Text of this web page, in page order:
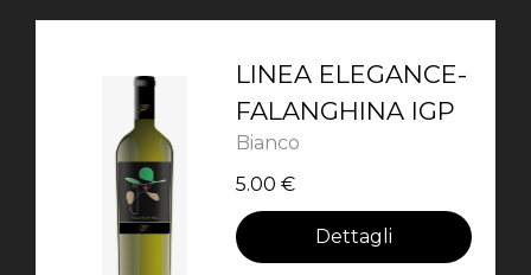
LINEA ELEGANCE-
FALANGHINA IGP
Bianco
5.00 €
Dettagli